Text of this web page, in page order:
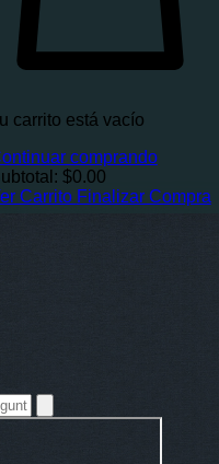
carrito está vacío
comprando
$0.00
Carrito Finalizar Compra